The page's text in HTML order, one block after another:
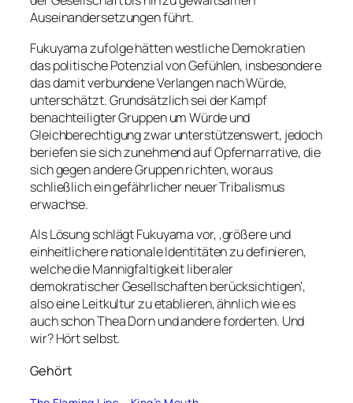
Auseinandersetzungen führt.
Fukuyama zufolge hätten westliche Demokratien
das politische Potenzial von Gefühlen, insbesondere
das damit verbundene Verlangen nach Würde,
unterschätzt. Grundsätzlich sei der Kampf
benachteiligter Gruppen um Würde und
Gleichberechtigung zwar unterstützenswert, jedoch
beriefen sie sich zunehmend auf Opfernarrative, die
sich gegen andere Gruppen richten, woraus
schließlich ein gefährlicher neuer Tribalismus
erwachse.
Als Lösung schlägt Fukuyama vor, ‚größere und
einheitlichere nationale Identitäten zu definieren,
welche die Mannigfaltigkeit liberaler
demokratischer Gesellschaften berücksichtigen‘,
also eine Leitkultur zu etablieren, ähnlich wie es
auch schon Thea Dorn und andere forderten. Und
wir? Hört selbst.
Gehört